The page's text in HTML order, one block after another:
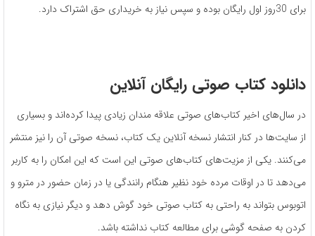
برای 30روز اول رایگان بوده و سپس نیاز به خریداری حق اشتراک دارد.
دانلود کتاب صوتی رایگان آنلاین
در سال‌های اخیر کتاب‌های صوتی علاقه مندان زیادی پیدا کرده‌اند و بسیاری
از سایت‌ها در کنار انتشار نسخه آنلاین یک کتاب، نسخه صوتی آن را نیز منتشر
می‌کنند. یکی از مزیت‌های کتاب‌های صوتی این است که این امکان را به کاربر
می‌دهد تا در اوقات مرده خود نظیر هنگام رانندگی یا در زمان حضور در مترو و
اتوبوس بتواند به راحتی به کتاب صوتی خود گوش دهد و دیگر نیازی به نگاه
کردن به صفحه گوشی برای مطالعه کتاب نداشته باشد.